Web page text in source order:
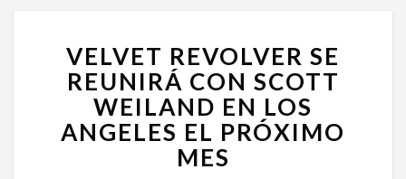
REVOLVER
SE
REUNIRÁ
CON
SCOTT
WEILAND
VELVET REVOLVER SE
REUNIRÁ CON SCOTT
WEILAND EN LOS
ANGELES EL PRÓXIMO
MES